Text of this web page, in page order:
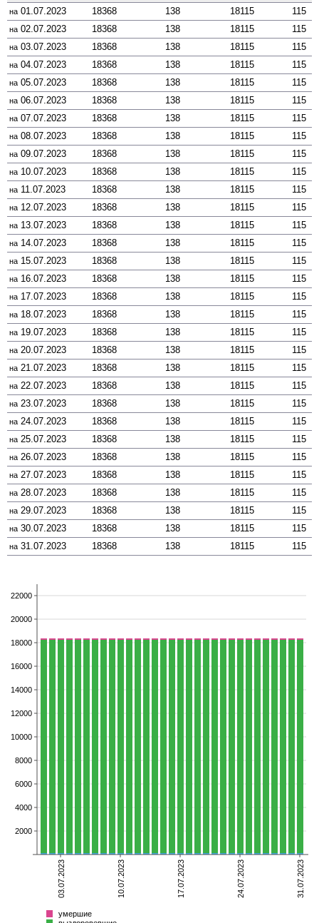
на 01.07.2023 18368 138 18115 115
на 02.07.2023 18368 138 18115 115
на 03.07.2023 18368 138 18115 115
на 04.07.2023 18368 138 18115 115
на 05.07.2023 18368 138 18115 115
на 06.07.2023 18368 138 18115 115
на 07.07.2023 18368 138 18115 115
на 08.07.2023 18368 138 18115 115
на 09.07.2023 18368 138 18115 115
на 10.07.2023 18368 138 18115 115
на 11.07.2023 18368 138 18115 115
на 12.07.2023 18368 138 18115 115
на 13.07.2023 18368 138 18115 115
на 14.07.2023 18368 138 18115 115
на 15.07.2023 18368 138 18115 115
на 16.07.2023 18368 138 18115 115
на 17.07.2023 18368 138 18115 115
на 18.07.2023 18368 138 18115 115
на 19.07.2023 18368 138 18115 115
на 20.07.2023 18368 138 18115 115
на 21.07.2023 18368 138 18115 115
на 22.07.2023 18368 138 18115 115
на 23.07.2023 18368 138 18115 115
на 24.07.2023 18368 138 18115 115
на 25.07.2023 18368 138 18115 115
на 26.07.2023 18368 138 18115 115
на 27.07.2023 18368 138 18115 115
на 28.07.2023 18368 138 18115 115
на 29.07.2023 18368 138 18115 115
на 30.07.2023 18368 138 18115 115
на 31.07.2023 18368 138 18115 115
умершие
выздоровевшие
болеющие
Всего03.07.2023 10.07.2023 17.07.2023 24.07.2023 31.07.2023
2000
4000
6000
8000
10000
12000
14000
16000
18000
20000
22000
умершие